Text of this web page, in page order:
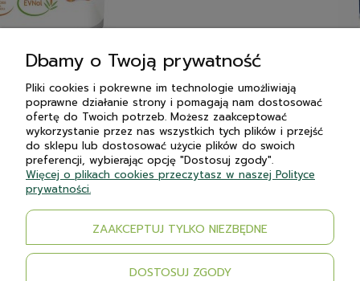
BICAPS ENTERO
Płatności i dostawa
Moje konto
Dbamy o Twoją prywatność
Pliki cookies i pokrewne im technologie umożliwiają
poprawne działanie strony i pomagają nam dostosować
ofertę do Twoich potrzeb. Możesz zaakceptować
wykorzystanie przez nas wszystkich tych plików i przejść
do sklepu lub dostosować użycie plików do swoich
preferencji, wybierając opcję "Dostosuj zgody".
Więcej o plikach cookies przeczytasz w naszej Polityce
prywatności.
ZAAKCEPTUJ TYLKO NIEZBĘDNE
DOSTOSUJ ZGODY